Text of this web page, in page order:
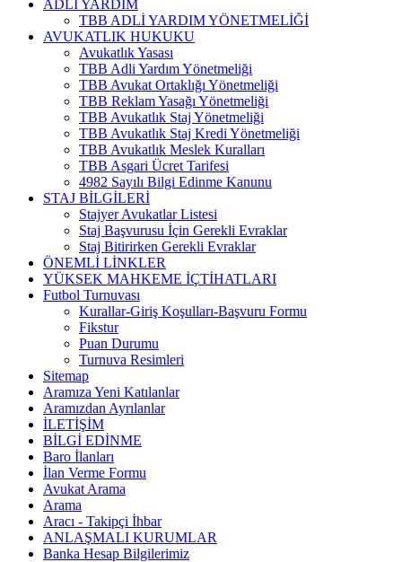
ADLİ YARDIM
TBB ADLİ YARDIM YÖNETMELİĞİ
AVUKATLIK HUKUKU
Avukatlık Yasası
TBB Adli Yardım Yönetmeliği
TBB Avukat Ortaklığı Yönetmeliği
TBB Reklam Yasağı Yönetmeliği
TBB Avukatlık Staj Yönetmeliği
TBB Avukatlık Staj Kredi Yönetmeliği
TBB Avukatlık Meslek Kuralları
TBB Asgari Ücret Tarifesi
4982 Sayılı Bilgi Edinme Kanunu
STAJ BİLGİLERİ
Stajyer Avukatlar Listesi
Staj Başvurusu İçin Gerekli Evraklar
Staj Bitirirken Gerekli Evraklar
ÖNEMLİ LİNKLER
YÜKSEK MAHKEME İÇTİHATLARI
Futbol Turnuvası
Kurallar-Giriş Koşulları-Başvuru Formu
Fikstur
Puan Durumu
Turnuva Resimleri
Sitemap
Aramıza Yeni Katılanlar
Aramızdan Ayrılanlar
İLETİŞİM
BİLGİ EDİNME
Baro İlanları
İlan Verme Formu
Avukat Arama
Arama
Aracı - Takipçi İhbar
ANLAŞMALI KURUMLAR
Banka Hesap Bilgilerimiz